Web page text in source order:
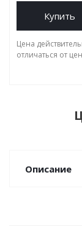
Купить
Цена
отличаться от
Описание